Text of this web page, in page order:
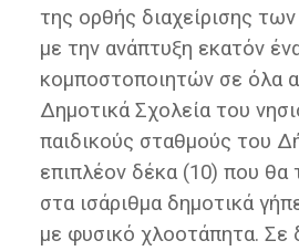
της ορθής διαχείρισης
με την ανάπτυξη εκατόν
κομποστοποιητών σε όλα
Δημοτικά Σχολεία του
παιδικούς σταθμούς του
επιπλέον δέκα (10) που θα
στα ισάριθμα δημοτικά
με φυσικό χλοοτάπητα. Σε